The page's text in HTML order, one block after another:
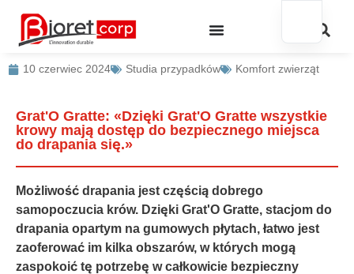
10 czerwiec 2024 Studia przypadków Komfort zwierząt
Grat'O Gratte: «Dzięki Grat'O Gratte wszystkie
krowy mają dostęp do bezpiecznego miejsca
do drapania się.»
Możliwość drapania jest częścią dobrego
samopoczucia krów. Dzięki Grat'O Gratte, stacjom do
drapania opartym na gumowych płytach, łatwo jest
zaoferować im kilka obszarów, w których mogą
zaspokoić tę potrzebę w całkowicie bezpieczny